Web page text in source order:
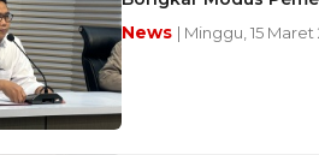
News | Minggu, 15 Maret